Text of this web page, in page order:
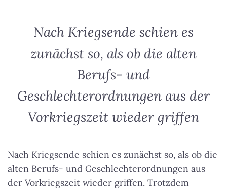
Nach Kriegsende schien es
zunächst so, als ob die alten
Berufs- und
Geschlechterordnungen aus der
Vorkriegszeit wieder griffen
Nach Kriegsende schien es zunächst so, als ob die
alten Berufs- und Geschlechterordnungen aus
der Vorkriegszeit wieder griffen. Trotzdem